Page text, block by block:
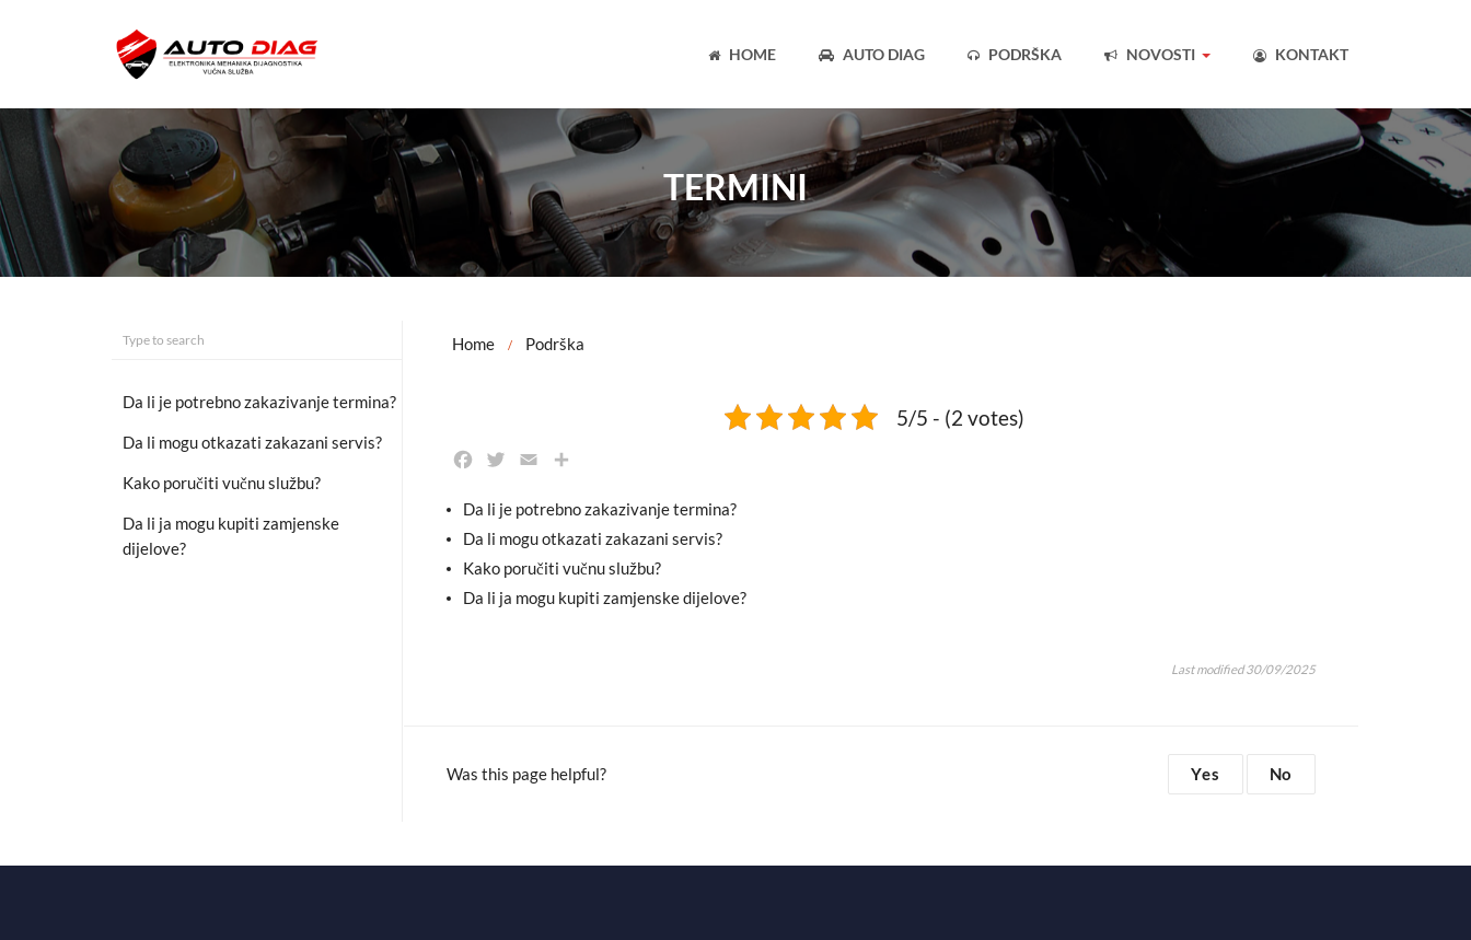
HOME AUTO DIAG PODRŠKA NOVOSTI KONTAKT
TERMINI
Da li je potrebno zakazivanje termina?
Da li mogu otkazati zakazani servis?
Kako poručiti vučnu službu?
Da li ja mogu kupiti zamjenske
dijelove?
Home / Podrška
5/5 - (2 votes)
c
e
o
o
i
t
e
r
a
i
a
r
Da li je potrebno zakazivanje termina?
Da li mogu otkazati zakazani servis?
Kako poručiti vučnu službu?
Da li ja mogu kupiti zamjenske dijelove?
Last modified 30/09/2025
Was this page helpful? Yes No